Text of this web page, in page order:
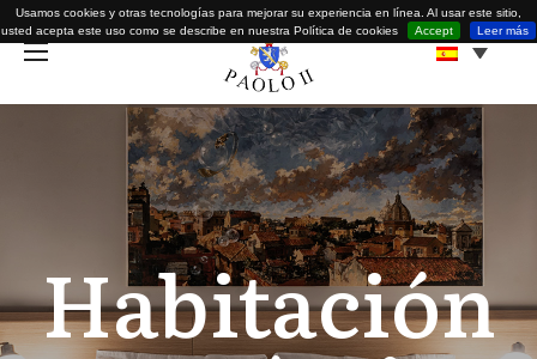
Usamos cookies y otras tecnologías para mejorar su experiencia en línea. Al usar este sitio,
usted acepta este uso como se describe en nuestra Política de cookies
Accept Leer más
Habitación